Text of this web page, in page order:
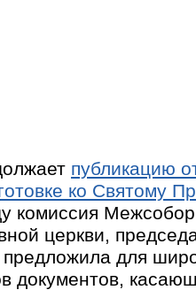
публикацию
ко Святому
комиссия
церкви,
для
документов,